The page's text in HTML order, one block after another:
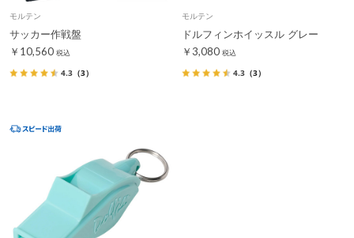
モルテン
サッカー作戦盤
￥10,560 税込
4.3 （3）
モルテン
ドルフィンホイッスル グレー
￥3,080 税込
4.3 （3）